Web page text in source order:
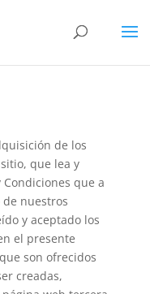
de los
que lea y
que a
nuestros
y aceptado los
el presente
son ofrecidos
creadas,